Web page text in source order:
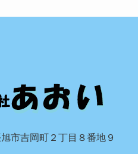
市吉岡町２丁目８番地９